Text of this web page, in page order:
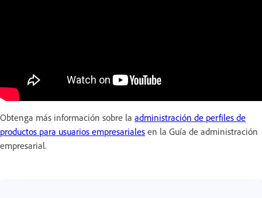
Obtenga más información sobre la administración de perfiles de
productos para usuarios empresariales en la Guía de administración
empresarial.